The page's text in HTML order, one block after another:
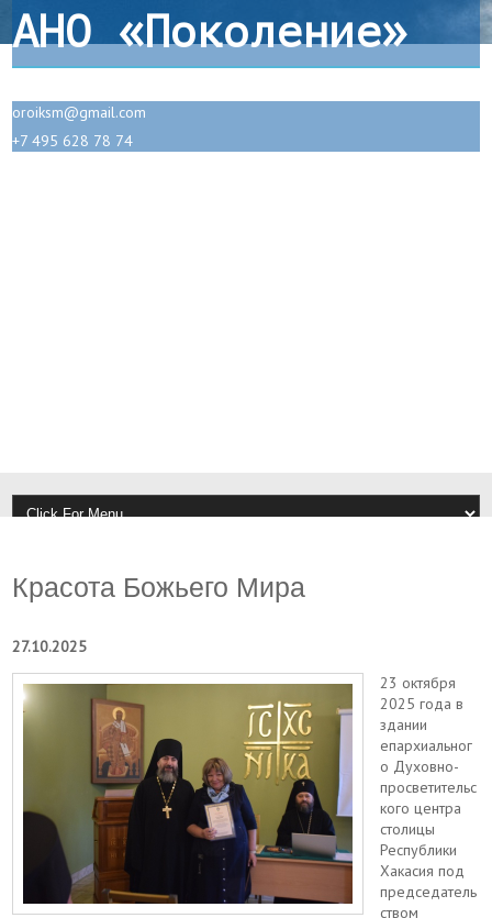
АНО «Поколение»
oroiksm@gmail.com
+7 495 628 78 74
Красота Божьего Мира
27.10.2025
23 октября
2025 года в
здании
епархиальног
о Духовно-
просветительс
кого центра
столицы
Республики
Хакасия под
председатель
ством